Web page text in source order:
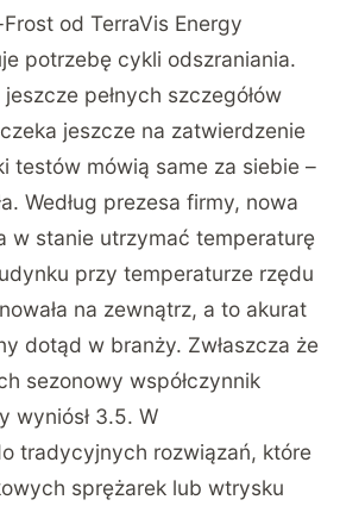
od TerraVis Energy
potrzebę cykli odszraniania.
jeszcze pełnych szczegółów
jeszcze na zatwierdzenie
testów mówią same za siebie –
Według prezesa firmy, nowa
w stanie utrzymać temperaturę
przy temperaturze rzędu
na zewnątrz, a to akurat
dotąd w branży. Zwłaszcza że
sezonowy współczynnik
wyniósł 3.5. W
tradycyjnych rozwiązań, które
sprężarek lub wtrysku